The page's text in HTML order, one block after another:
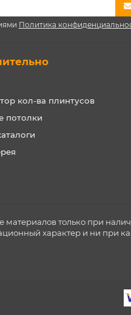
Политика
кол-ва плинтусов
потолки
только при
характер и ни при